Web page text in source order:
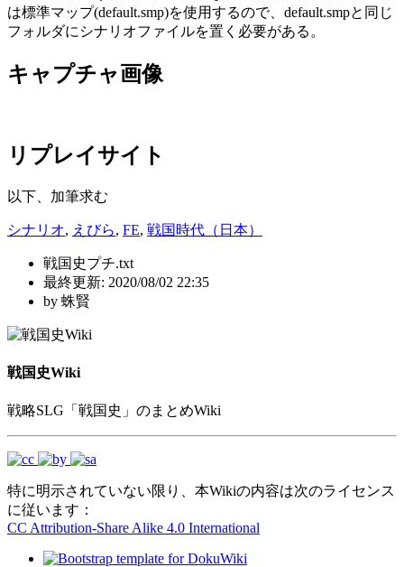
は標準マップ(default.smp)を使用するので、default.smpと同じ
フォルダにシナリオファイルを置く必要がある。
キャプチャ画像
リプレイサイト
以下、加筆求む
シナリオ, えびら, FE, 戦国時代（日本）
戦国史プチ.txt
最終更新: 2020/08/02 22:35
by 蛛賢
戦国史Wiki
戦略SLG「戦国史」のまとめWiki
特に明示されていない限り、本Wikiの内容は次のライセンス
に従います：
CC Attribution-Share Alike 4.0 International